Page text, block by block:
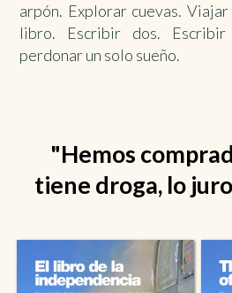
arpón. Explorar cuevas.
libro. Escribir dos.
perdonar un solo sueño.
"Hemos
tiene droga, lo